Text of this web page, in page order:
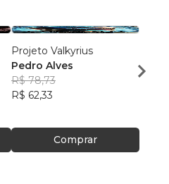
Projeto Valkyrius
Pedro Alves
R$ 78,73
R$ 62,33
Comprar
R$